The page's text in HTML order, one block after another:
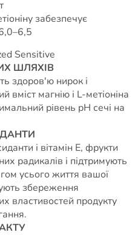
забезпечує
Sensitive
ШЛЯХІВ
здоров'ю нирок і
вміст магнію і L-метіоніна
рівень pH сечі на
і вітамін Е, фрукти
радикалів і підтримують
усього життя вашої
збереження
властивостей продукту